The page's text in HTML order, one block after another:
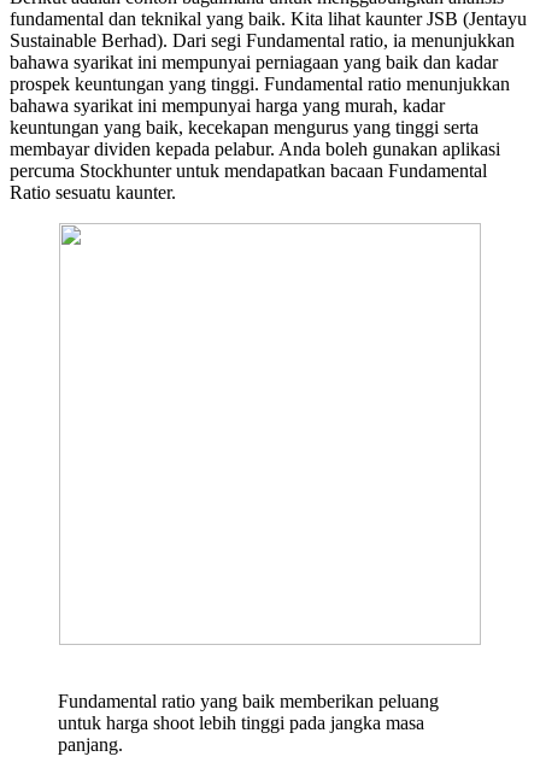
fundamental dan teknikal yang baik. Kita lihat kaunter JSB (Jentayu
Sustainable Berhad). Dari segi Fundamental ratio, ia menunjukkan
bahawa syarikat ini mempunyai perniagaan yang baik dan kadar
prospek keuntungan yang tinggi. Fundamental ratio menunjukkan
bahawa syarikat ini mempunyai harga yang murah, kadar
keuntungan yang baik, kecekapan mengurus yang tinggi serta
membayar dividen kepada pelabur. Anda boleh gunakan aplikasi
percuma Stockhunter untuk mendapatkan bacaan Fundamental
Ratio sesuatu kaunter.
Fundamental ratio yang baik memberikan peluang
untuk harga shoot lebih tinggi pada jangka masa
panjang.